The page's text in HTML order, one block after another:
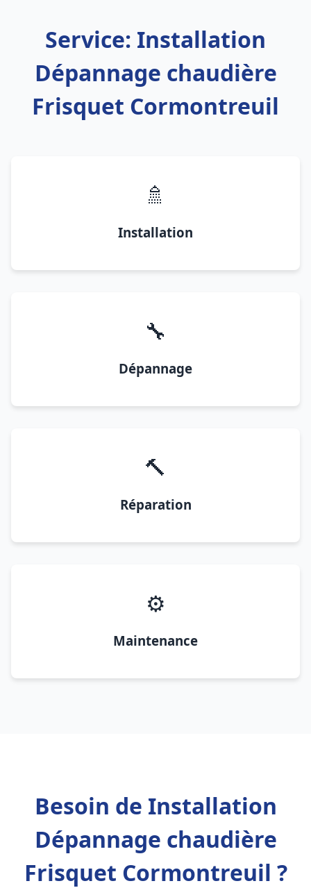
Service: Installation
Dépannage chaudière
Frisquet Cormontreuil
🚿
Installation
🔧
Dépannage
🔨
Réparation
⚙️
Maintenance
Besoin de Installation
Dépannage chaudière
Frisquet Cormontreuil ?